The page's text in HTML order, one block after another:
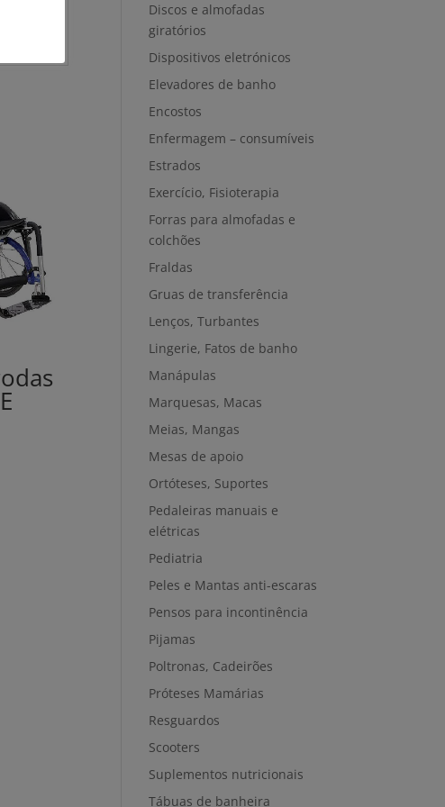
Discos e almofadas
giratórios
Dispositivos eletrónicos
Elevadores de banho
Encostos
Enfermagem – consumíveis
Estrados
Exercício, Fisioterapia
Forras para almofadas e
colchões
Fraldas
Gruas de transferência
Lenços, Turbantes
Lingerie, Fatos de banho
Manápulas
Marquesas, Macas
Meias, Mangas
Mesas de apoio
Ortóteses, Suportes
Pedaleiras manuais e
elétricas
Pediatria
Peles e Mantas anti-escaras
Pensos para incontinência
Pijamas
Poltronas, Cadeirões
Próteses Mamárias
Resguardos
Scooters
Suplementos nutricionais
Tábuas de banheira